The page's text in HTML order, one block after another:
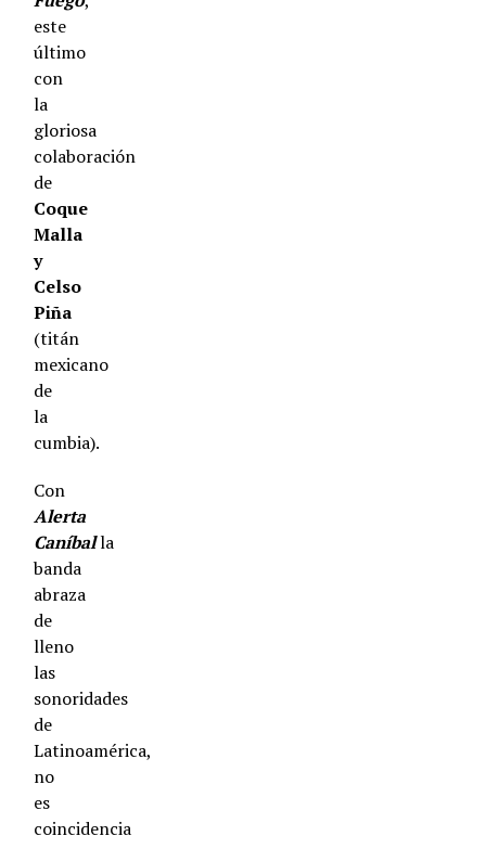
este
último
con
la
gloriosa
colaboración
de
Coque
Malla
y
Celso
Piña
(titán
mexicano
de
la
cumbia).
Con
Alerta
Caníballa
banda
abraza
de
lleno
las
sonoridades
de
Latinoamérica,
no
es
coincidencia